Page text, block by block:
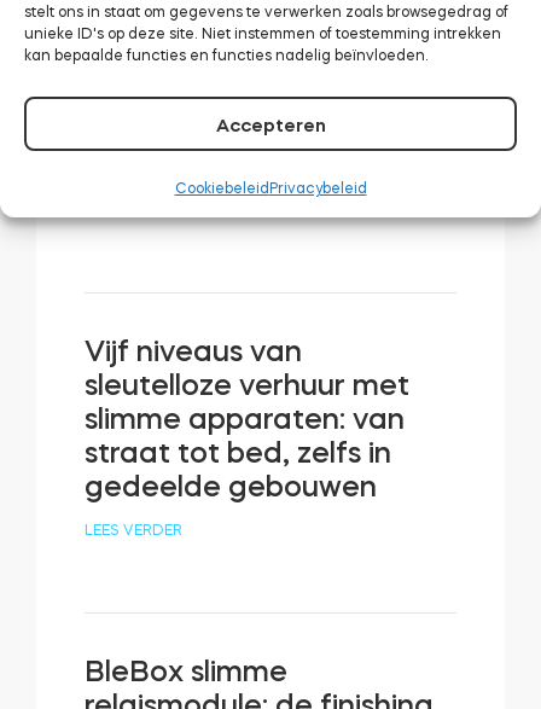
stelt ons in staat om gegevens te verwerken zoals browsegedrag of
unieke ID's op deze site. Niet instemmen of toestemming intrekken
kan bepaalde functies en functies nadelig beïnvloeden.
Accepteren
Cookiebeleid Privacybeleid
Meerdere
kortetermijnboekingen
gemakkelijk gemaakt:
moet je een channel
Vijf niveaus van
sleutelloze verhuur met
slimme apparaten: van
straat tot bed, zelfs in
gedeelde gebouwen
LEES VERDER
BleBox slimme